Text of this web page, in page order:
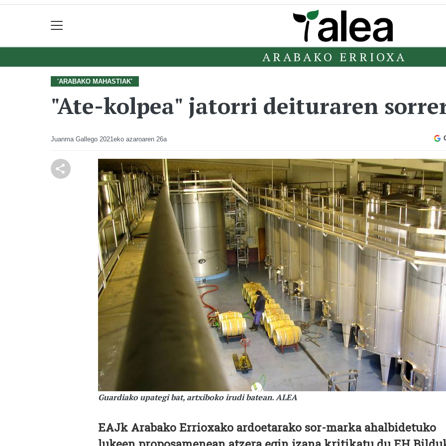
ARABAKO ERRIOXA
'ARABAKO MAHASTIAK'
"Ate-kolpea" jatorri deituraren
Juanma Gallego 2021eko azaroaren 26a
Guardiako upategi bat, artxiboko irudi batean. ALEA
EAJk Arabako Errioxako ardoetarako sor-marka ahalbidetuko